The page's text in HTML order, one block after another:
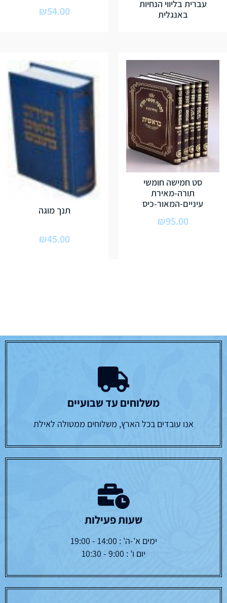
עברית בליווי הנחיות
באנגלית
₪54.00
סט חמישה חומשי
תורה-מאירת
עיניים-המאור-כיס
₪95.00
תנך מוגה
₪45.00
משלוחים עד שבועיים
אנו עובדים בכל הארץ, משלוחים ממטולה לאילת
שעות פעילות
ימים א'-ה' : 14:00 - 19:00
יום ו' : 9:00 - 10:30